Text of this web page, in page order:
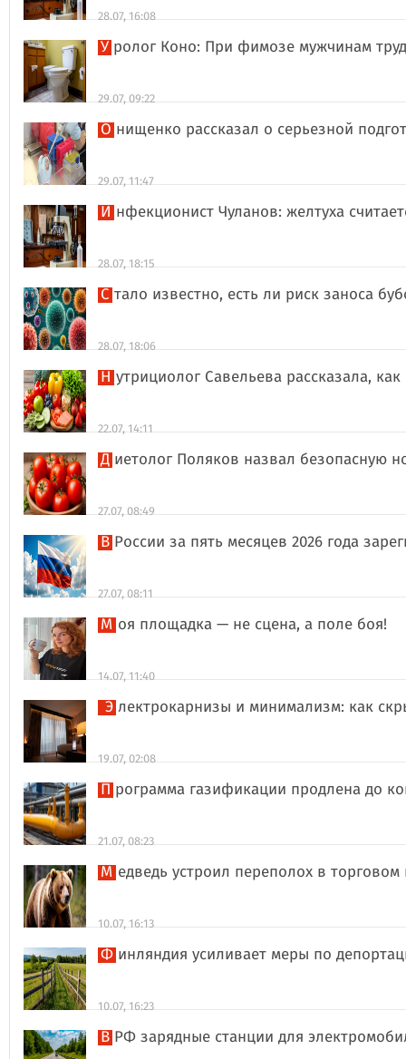
28.07, 16:08
Уролог Коно: При фимозе мужчинам
29.07, 09:22
Онищенко рассказал о серьезной
29.07, 11:47
Инфекционист Чуланов: желтуха
28.07, 18:15
Стало известно, есть ли риск заноса
28.07, 18:06
Нутрициолог Савельева рассказала,
22.07, 14:11
Диетолог Поляков назвал безопасную
27.07, 08:49
В России за пять месяцев 2026 года
27.07, 08:11
Моя площадка — не сцена, а поле боя!
14.07, 11:40
Электрокарнизы и минимализм: как
19.07, 02:08
Программа газификации продлена до
21.07, 08:23
Медведь устроил переполох в
10.07, 16:13
Финляндия усиливает меры по
10.07, 16:23
В РФ зарядные станции для